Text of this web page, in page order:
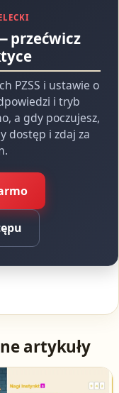
przećwicz
PZSS i ustawie o
i tryb
a gdy poczujesz,
dostęp i zdaj za
artykuły